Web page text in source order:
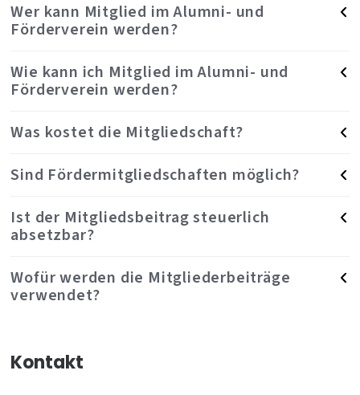
Wer kann Mitglied im Alumni- und
Förderverein werden?
Wie kann ich Mitglied im Alumni- und
Förderverein werden?
Was kostet die Mitgliedschaft?
Sind Fördermitgliedschaften möglich?
Ist der Mitgliedsbeitrag steuerlich
absetzbar?
Wofür werden die Mitgliederbeiträge
verwendet?
Kontakt